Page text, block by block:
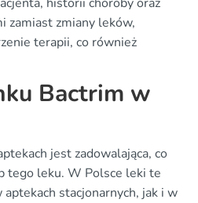
zamiast zmiany leków,
terapii, co również
Bactrim w
jest zadowalająca, co
tego leku. W Polsce leki te
stacjonarnych, jak i w